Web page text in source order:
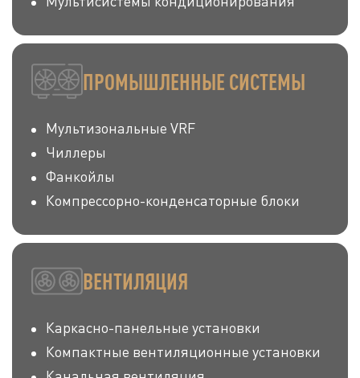
ПРОМЫШЛЕННЫЕ СИСТЕМЫ
Мультизональные VRF
Чиллеры
Фанкойлы
Компрессорно-конденсаторные блоки
ВЕНТИЛЯЦИЯ
Каркасно-панельные установки
Компактные вентиляционные установки